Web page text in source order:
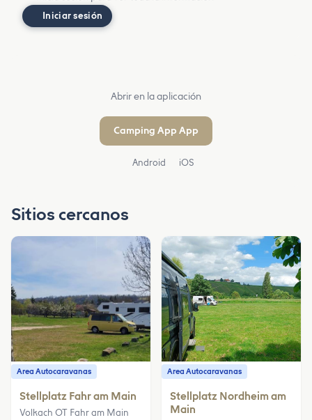
Iniciar sesión
Abrir en la aplicación
Camping App App
Android iOS
Sitios cercanos
Area Autocaravanas
Stellplatz Fahr am Main
Volkach OT Fahr am Main
Area Autocaravanas
Stellplatz Nordheim am
Main